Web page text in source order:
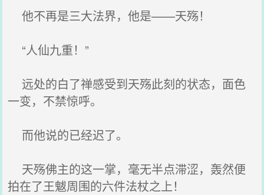
他不再是三大法界，他是——天殇！
“人仙九重！”
远处的白了禅感受到天殇此刻的状态，面色
一变，不禁惊呼。
而他说的已经迟了。
天殇佛主的这一掌，毫无半点滞涩，轰然便
拍在了王魃周围的六件法杖之上！